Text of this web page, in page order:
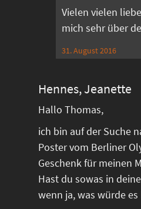
Vielen vielen
mich sehr über
31. August 2016
Hennes, Jeanette
Hallo Thomas,
ich bin auf der Suche
Poster vom Berliner
Geschenk für meinen
Hast du sowas in
wenn ja, was würde es